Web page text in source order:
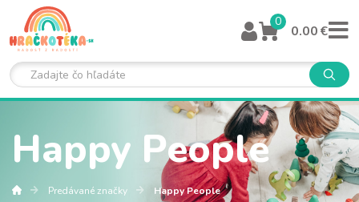
0
0.00 €
Happy People
Predávané značky Happy People